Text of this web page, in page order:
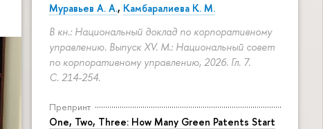
Муравьев А. А., Камбаралиева К. М.
В кн.: Национальный доклад по корпоративному
управлению. Выпуск XV. М.: Национальный совет
по корпоративному управлению, 2026. Гл. 7.
С. 214-254.
Препринт
One, Two, Three: How Many Green Patents Start